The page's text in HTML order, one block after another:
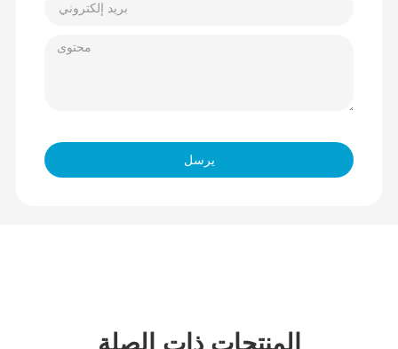
يرسل
المنتجات ذات الصلة